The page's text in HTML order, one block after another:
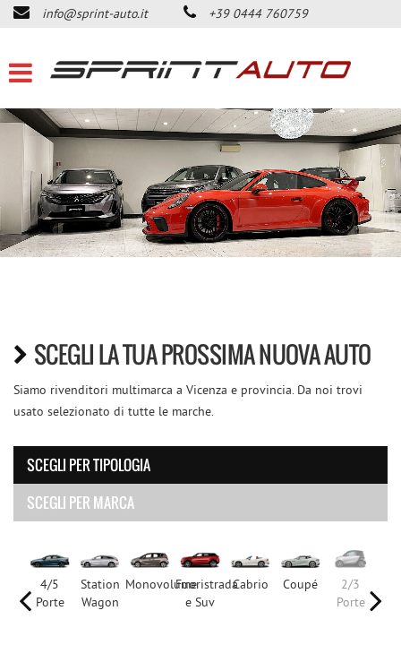
HOME
LISTA VEICOLI
ACQUISTIAMO USATO
DICONO DI NOI
CONTATTI
AREA COMMERCIANTI
info@sprint-auto.it +39 0444 760759
SCEGLI LA TUA PROSSIMA NUOVA AUTO
Siamo rivenditori multimarca a Vicenza e provincia. Da noi trovi
usato selezionato di tutte le marche.
SCEGLI PER TIPOLOGIA
SCEGLI PER MARCA
4/5
Porte
Station
Wagon
MonovolumeFuoristrada
e Suv
Cabrio Coupé
2/3
Porte